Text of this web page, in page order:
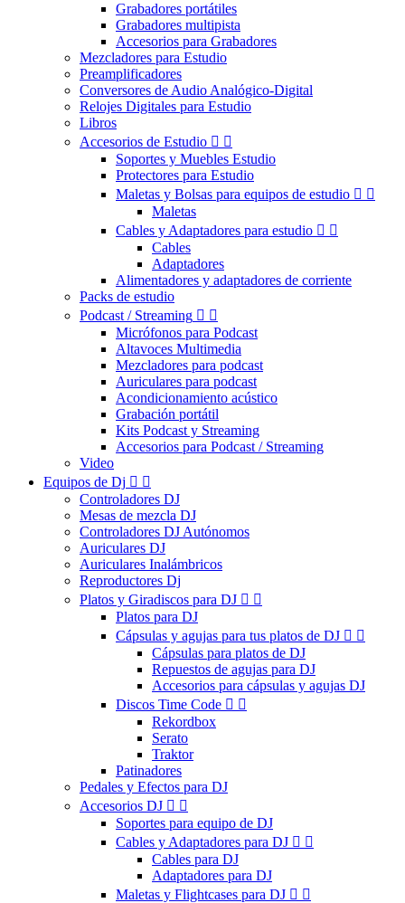
Grabadores portátiles
Grabadores multipista
Accesorios para Grabadores
Mezcladores para Estudio
Preamplificadores
Conversores de Audio Analógico-Digital
Relojes Digitales para Estudio
Libros
Accesorios de Estudio  
Soportes y Muebles Estudio
Protectores para Estudio
Maletas y Bolsas para equipos de estudio  
Maletas
Cables y Adaptadores para estudio  
Cables
Adaptadores
Alimentadores y adaptadores de corriente
Packs de estudio
Podcast / Streaming  
Micrófonos para Podcast
Altavoces Multimedia
Mezcladores para podcast
Auriculares para podcast
Acondicionamiento acústico
Grabación portátil
Kits Podcast y Streaming
Accesorios para Podcast / Streaming
Video
Equipos de Dj  
Controladores DJ
Mesas de mezcla DJ
Controladores DJ Autónomos
Auriculares DJ
Auriculares Inalámbricos
Reproductores Dj
Platos y Giradiscos para DJ  
Platos para DJ
Cápsulas y agujas para tus platos de DJ  
Cápsulas para platos de DJ
Repuestos de agujas para DJ
Accesorios para cápsulas y agujas DJ
Discos Time Code  
Rekordbox
Serato
Traktor
Patinadores
Pedales y Efectos para DJ
Accesorios DJ  
Soportes para equipo de DJ
Cables y Adaptadores para DJ  
Cables para DJ
Adaptadores para DJ
Maletas y Flightcases para DJ  